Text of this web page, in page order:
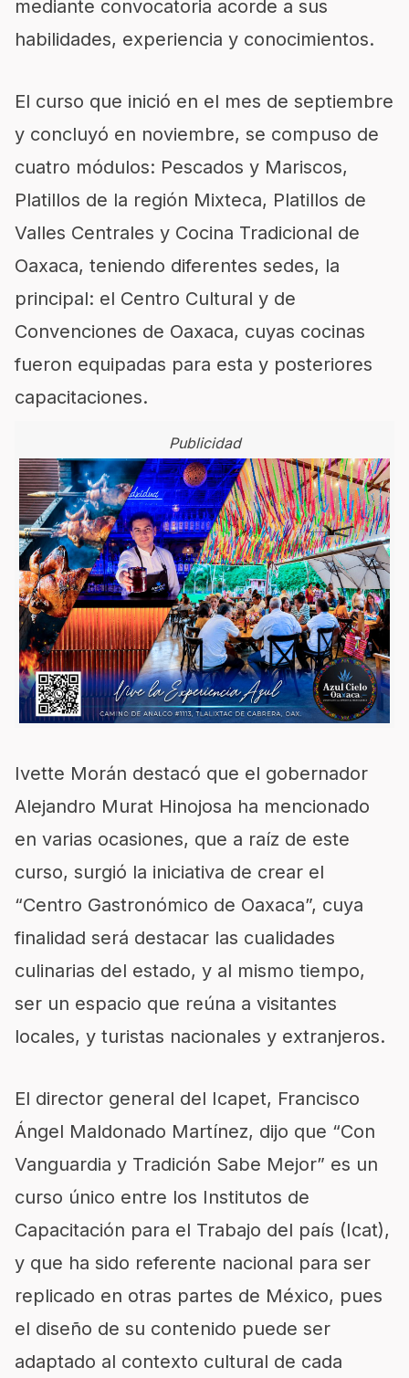
mediante convocatoria acorde a sus
habilidades, experiencia y conocimientos.
El curso que inició en el mes de septiembre
y concluyó en noviembre, se compuso de
cuatro módulos: Pescados y Mariscos,
Platillos de la región Mixteca, Platillos de
Valles Centrales y Cocina Tradicional de
Oaxaca, teniendo diferentes sedes, la
principal: el Centro Cultural y de
Convenciones de Oaxaca, cuyas cocinas
fueron equipadas para esta y posteriores
capacitaciones.
Publicidad
Ivette Morán destacó que el gobernador
Alejandro Murat Hinojosa ha mencionado
en varias ocasiones, que a raíz de este
curso, surgió la iniciativa de crear el
“Centro Gastronómico de Oaxaca”, cuya
finalidad será destacar las cualidades
culinarias del estado, y al mismo tiempo,
ser un espacio que reúna a visitantes
locales, y turistas nacionales y extranjeros.
El director general del Icapet, Francisco
Ángel Maldonado Martínez, dijo que “Con
Vanguardia y Tradición Sabe Mejor” es un
curso único entre los Institutos de
Capacitación para el Trabajo del país (Icat),
y que ha sido referente nacional para ser
replicado en otras partes de México, pues
el diseño de su contenido puede ser
adaptado al contexto cultural de cada